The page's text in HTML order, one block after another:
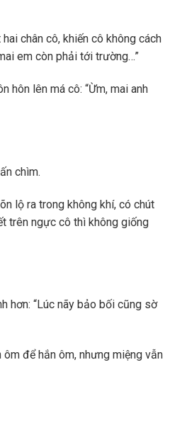
chân cô, khiến cô không cách
em còn phải tới trường…”
hôn lên má cô: “Ừm, mai anh
chìm.
lộ ra trong không khí, có chút
trên ngực cô thì không giống
hơn: “Lúc nãy bảo bối cũng sờ
để hắn ôm, nhưng miệng vẫn